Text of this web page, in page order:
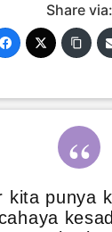
Share via:
kita punya